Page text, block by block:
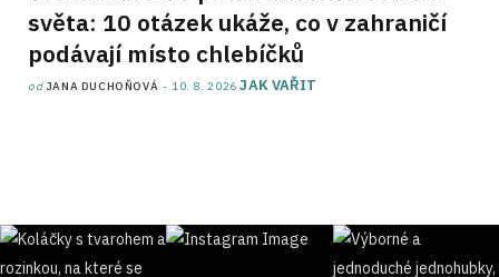
světa: 10 otázek ukáže, co v zahraničí
podávají místo chlebíčků
od JANA DUCHOŇOVÁ 10. 8. 2026 JAK VAŘIT